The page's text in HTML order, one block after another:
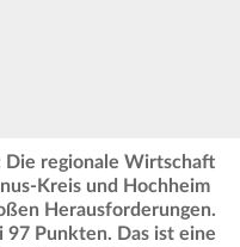
regionale Wirtschaft
Kreis und Hochheim
Herausforderungen.
97 Punkten. Das ist eine